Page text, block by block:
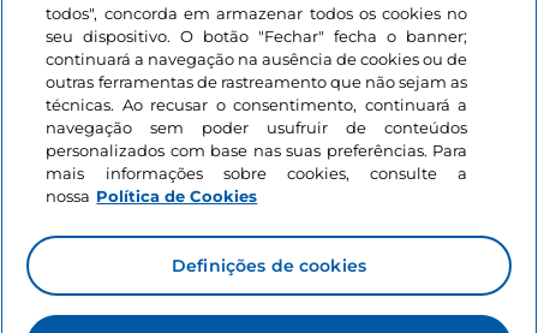
todos", concorda em armazenar todos os cookies no
seu dispositivo. O botão "Fechar" fecha o banner;
continuará a navegação na ausência de cookies ou de
outras ferramentas de rastreamento que não sejam as
técnicas. Ao recusar o consentimento, continuará a
navegação sem poder usufruir de conteúdos
personalizados com base nas suas preferências. Para
mais informações sobre cookies, consulte a
nossa Política de Cookies
Definições de cookies